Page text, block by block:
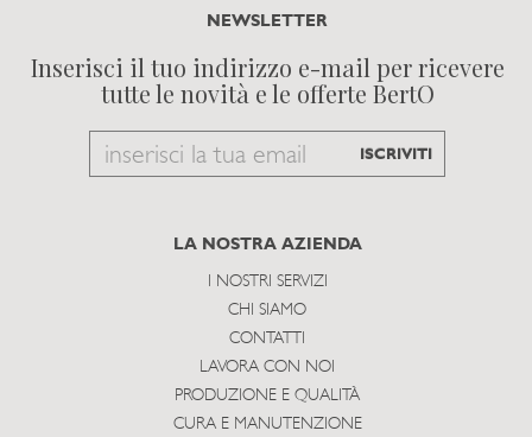
NEWSLETTER
Inserisci il tuo indirizzo e-mail per ricevere
tutte le novità e le offerte BertO
Email
subscribe
ISCRIVITI
LA NOSTRA AZIENDA
I NOSTRI SERVIZI
CHI SIAMO
CONTATTI
LAVORA CON NOI
PRODUZIONE E QUALITÀ
CURA E MANUTENZIONE